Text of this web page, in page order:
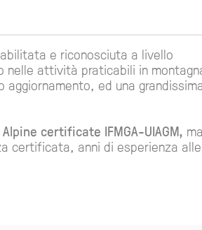
e riconosciuta a livello
nelle attività praticabili in
ed una
certificate IFMGA-UIAGM,
certificata, anni di esperienza alle